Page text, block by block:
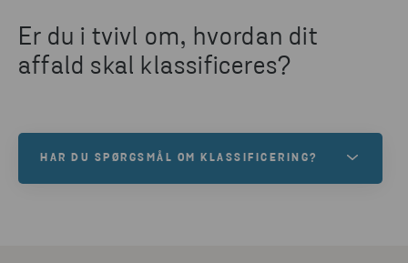
Er du i tvivl om, hvordan dit
affald skal klassificeres?
HAR DU SPØRGSMÅL OM KLASSIFICERING?